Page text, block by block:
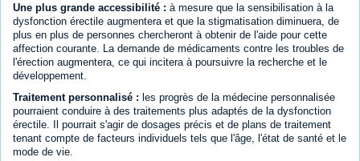
Une plus grande accessibilité : à mesure que la sensibilisation à la
dysfonction érectile augmentera et que la stigmatisation diminuera, de
plus en plus de personnes chercheront à obtenir de l'aide pour cette
affection courante. La demande de médicaments contre les troubles de
l'érection augmentera, ce qui incitera à poursuivre la recherche et le
développement.
Traitement personnalisé : les progrès de la médecine personnalisée
pourraient conduire à des traitements plus adaptés de la dysfonction
érectile. Il pourrait s'agir de dosages précis et de plans de traitement
tenant compte de facteurs individuels tels que l'âge, l'état de santé et le
mode de vie.